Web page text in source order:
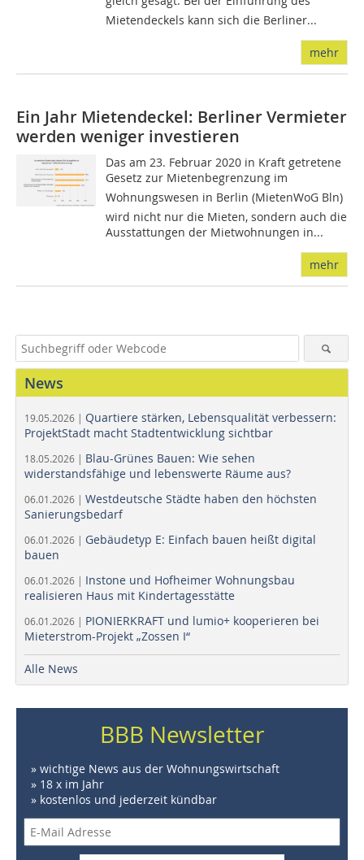
Mietendeckels kann sich die Berliner...
mehr
Ein Jahr Mietendeckel: Berliner Vermieter
werden weniger investieren
Das am 23. Februar 2020 in Kraft getretene
Gesetz zur Mietenbegrenzung im
Wohnungswesen in Berlin (MietenWoG Bln)
wird nicht nur die Mieten, sondern auch die
Ausstattungen der Mietwohnungen in...
mehr
News
19.05.2026 | Quartiere stärken, Lebensqualität verbessern:
ProjektStadt macht Stadtentwicklung sichtbar
18.05.2026 | Blau-Grünes Bauen: Wie sehen
widerstandsfähige und lebenswerte Räume aus?
06.01.2026 | Westdeutsche Städte haben den höchsten
Sanierungsbedarf
06.01.2026 | Gebäudetyp E: Einfach bauen heißt digital
bauen
06.01.2026 | Instone und Hofheimer Wohnungsbau
realisieren Haus mit Kindertagesstätte
06.01.2026 | PIONIERKRAFT und lumio+ kooperieren bei
Mieterstrom-Projekt „Zossen I“
Alle News
BBB Newsletter
» wichtige News aus der Wohnungswirtschaft
» 18 x im Jahr
» kostenlos und jederzeit kündbar